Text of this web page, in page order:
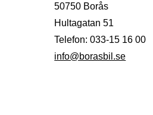
50750 Borås
Hultagatan 51
Telefon: 033-15 16 00
info@borasbil.se